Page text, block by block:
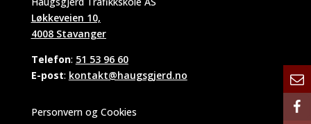
Løkkeveien 10,
4008 Stavanger
Telefon: 51 53 96 60
E-post: kontakt@haugsgjerd.no
Personvern og Cookies